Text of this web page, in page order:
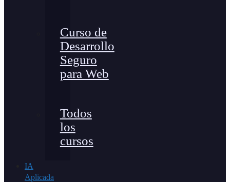
Curso de
Desarrollo
Seguro
para Web
Todos
los
cursos
IA
Aplicada